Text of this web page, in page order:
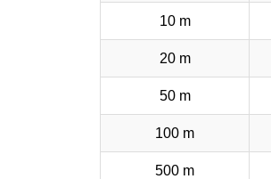
10 m
20 m
50 m
100 m
500 m